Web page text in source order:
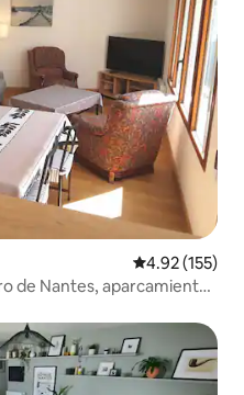
Calificación
4.92 (155)
de Nantes, aparcamiento